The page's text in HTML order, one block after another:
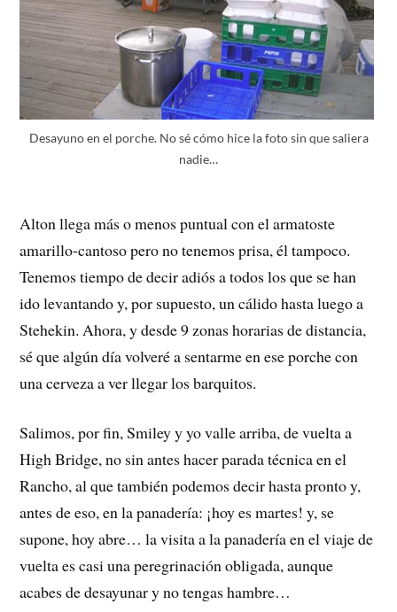
Desayuno en el porche. No sé cómo hice la foto sin que saliera
nadie…
Alton llega más o menos puntual con el armatoste
amarillo-cantoso pero no tenemos prisa, él tampoco.
Tenemos tiempo de decir adiós a todos los que se han
ido levantando y, por supuesto, un cálido hasta luego a
Stehekin. Ahora, y desde 9 zonas horarias de distancia,
sé que algún día volveré a sentarme en ese porche con
una cerveza a ver llegar los barquitos.
Salimos, por fin, Smiley y yo valle arriba, de vuelta a
High Bridge, no sin antes hacer parada técnica en el
Rancho, al que también podemos decir hasta pronto y,
antes de eso, en la panadería: ¡hoy es martes! y, se
supone, hoy abre… la visita a la panadería en el viaje de
vuelta es casi una peregrinación obligada, aunque
acabes de desayunar y no tengas hambre…